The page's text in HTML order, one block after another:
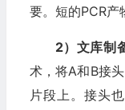
要。短的PCR产
2）文库制
术，将A和B接
片段上。接头